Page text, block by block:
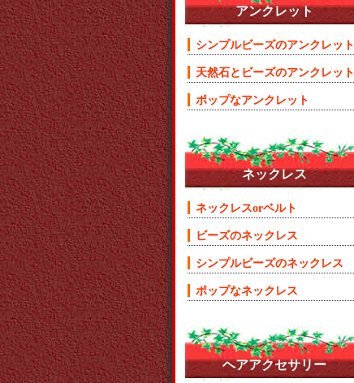
アンクレット
シンプルビーズのアンクレット
天然石とビーズのアンクレット
ポップなアンクレット
ネックレス
ネックレスorベルト
ビーズのネックレス
シンプルビーズのネックレス
ポップなネックレス
ヘアアクセサリー